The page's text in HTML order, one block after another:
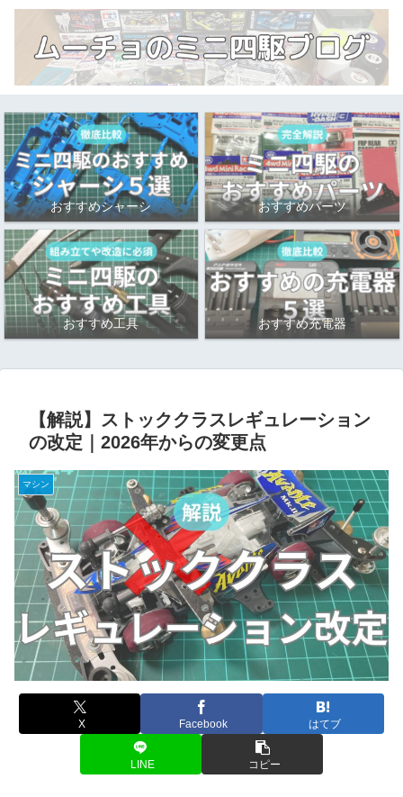
おすすめシャーシ おすすめパーツ
おすすめ工具 おすすめ充電器
【解説】ストッククラスレギュレーション
の改定｜2026年からの変更点
マシン
X Facebook はてブ
LINE コピー